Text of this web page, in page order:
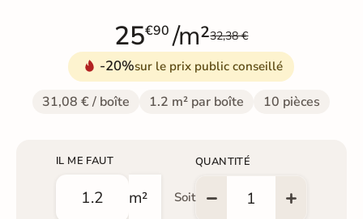
25€90 /m²32,38 €
-20%sur le prix public conseillé
31,08 € / boîte 1.2 m² par boîte 10 pièces
IL ME FAUT
m² Soit
QUANTITÉ